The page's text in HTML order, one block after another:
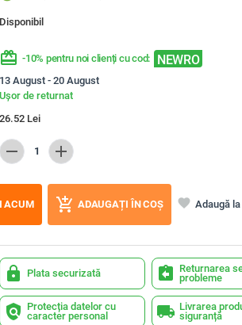
Disponibil
redeem -10% pentru noi clienți cu cod: NEWRO
13 August - 20 August
Ușor de returnat
26.52Lei
remove 1 add
ACUM add_shopping_cart ADAUGAȚI ÎN COȘ favorite Adaugă
lock Plata securizată assignment_return Returnarea
probleme
policy Protecția datelor cu
caracter personal
local_shipping Livrarea
siguranță